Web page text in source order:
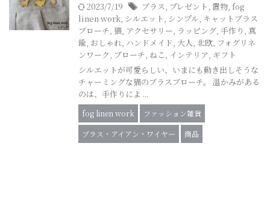
2023/7/19 ブラス, プレゼント, 置物, fog
linen work, シルエット, シンプル, キャットブラス
ブローチ, 猫, アクセサリー, ラッピング, 手作り , 真
鍮, おしゃれ, ハンドメイド, 大人, 北欧, フォグリネ
ンワーク, ブローチ, ねこ, インテリア, ギフト
シルエットが可愛らしい、いまにも動き出しそうな
チャーミングな猫のブラスブローチ。 温かみがある
のは、手作りによ ...
fog linen work
ファッション雑貨
ブラス・アイアン・ワイヤー
商品